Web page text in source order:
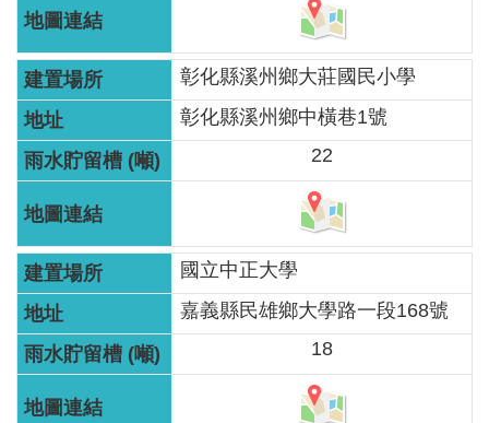
意
見
信
箱
常
問
答
廉
政
平
臺
彰化縣溪州鄉大莊國民小學
彰化縣溪州鄉中橫巷1號
22
國立中正大學
嘉義縣民雄鄉大學路一段168號
18